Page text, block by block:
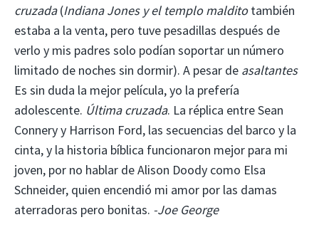
cruzada(Indiana Jones y el templo malditotambién
estaba a la venta, pero tuve pesadillas después de
verlo y mis padres solo podían soportar un número
limitado de noches sin dormir). A pesar de asaltantes
Es sin duda la mejor película, yo la prefería
adolescente. Última cruzada. La réplica entre Sean
Connery y Harrison Ford, las secuencias del barco y la
cinta, y la historia bíblica funcionaron mejor para mi
joven, por no hablar de Alison Doody como Elsa
Schneider, quien encendió mi amor por las damas
aterradoras pero bonitas. -Joe George